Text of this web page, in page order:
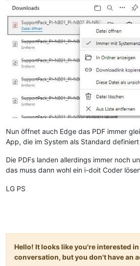
Nun öffnet auch Edge das PDF immer
App, die im System als Standard definiert
Die PDFs landen allerdings immer noch
das muss dann wohl ein i-doit Coder
LG PS
Hello! It looks like you're interested
conversation, but you don't have an